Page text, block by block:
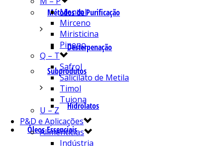
Métodos de Purificação
Desterpenação
Subprodutos
Hidrolatos
Óleos Essenciais
Mentol
Mirceno
Miristicina
Pineno
Q – T
Safrol
Salicilato de Metila
Timol
Tujona
U – Z
P&D e Aplicações
Alimentícias
Indústria